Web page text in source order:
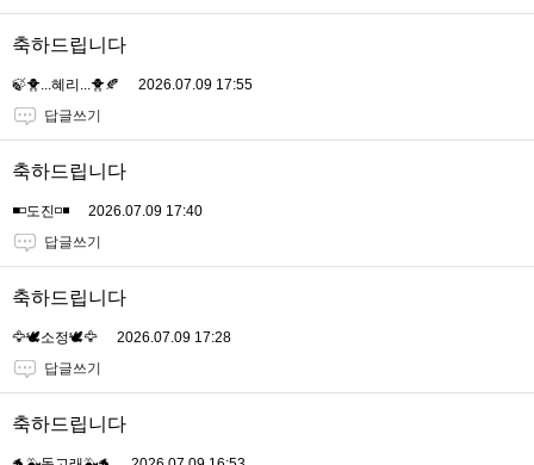
축하드립니다
🍃🐥...혜리...🐥🍂
2026.07.09 17:55
답글쓰기
축하드립니다
◾️◽️도진◽️◾️
2026.07.09 17:40
답글쓰기
축하드립니다
🦅🕊소정🕊🦅
2026.07.09 17:28
답글쓰기
축하드립니다